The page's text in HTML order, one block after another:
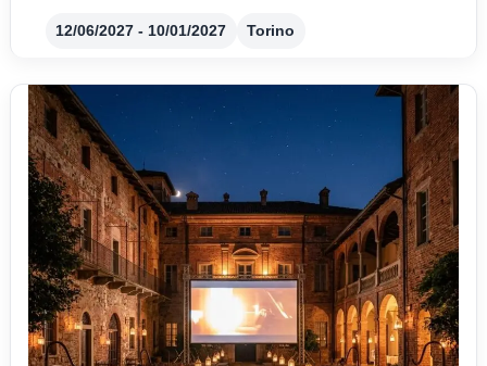
12/06/2027 - 10/01/2027 Torino